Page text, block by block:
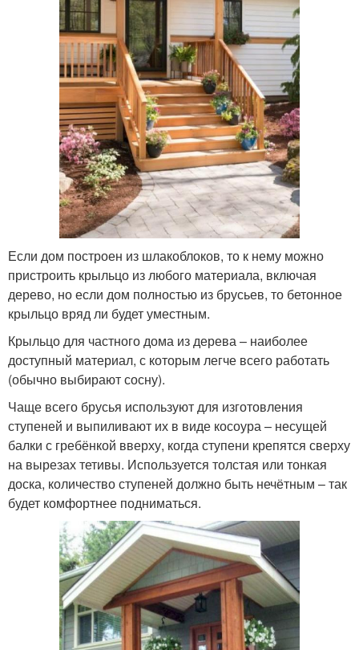
Если дом построен из шлакоблоков, то к нему можно
пристроить крыльцо из любого материала, включая
дерево, но если дом полностью из брусьев, то бетонное
крыльцо вряд ли будет уместным.
Крыльцо для частного дома из дерева – наиболее
доступный материал, с которым легче всего работать
(обычно выбирают сосну).
Чаще всего брусья используют для изготовления
ступеней и выпиливают их в виде косоура – несущей
балки с гребёнкой вверху, когда ступени крепятся сверху
на вырезах тетивы. Используется толстая или тонкая
доска, количество ступеней должно быть нечётным – так
будет комфортнее подниматься.